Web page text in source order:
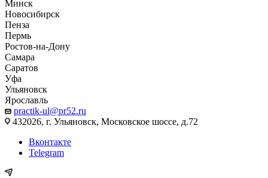
Минск
Новосибирск
Пенза
Пермь
Ростов-на-Дону
Самара
Саратов
Уфа
Ульяновск
Ярославль
practik-ul@pr52.ru
432026, г. Ульяновск, Московское шоссе, д.72
Вконтакте
Telegram